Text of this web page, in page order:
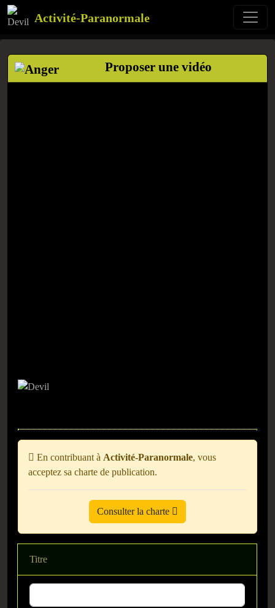
Activité-Paranormale
Proposer une vidéo
En contribuant à Activité-Paranormale, vous
acceptez sa charte de publication.
Consulter la charte
Titre